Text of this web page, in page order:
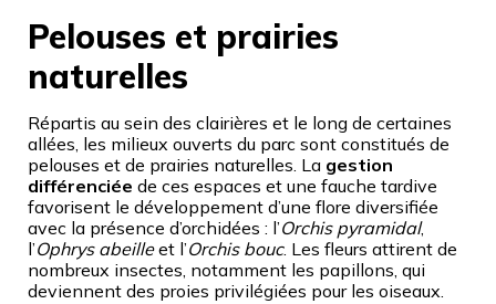
Pelouses et prairies
naturelles
Répartis au sein des clairières et le long de certaines
allées, les milieux ouverts du parc sont constitués de
pelouses et de prairies naturelles. La gestion
différenciée de ces espaces et une fauche tardive
favorisent le développement d’une flore diversifiée
avec la présence d’orchidées : l’Orchis pyramidal,
l’Ophrys abeilleet l’Orchis bouc. Les fleurs attirent de
nombreux insectes, notamment les papillons, qui
deviennent des proies privilégiées pour les oiseaux.